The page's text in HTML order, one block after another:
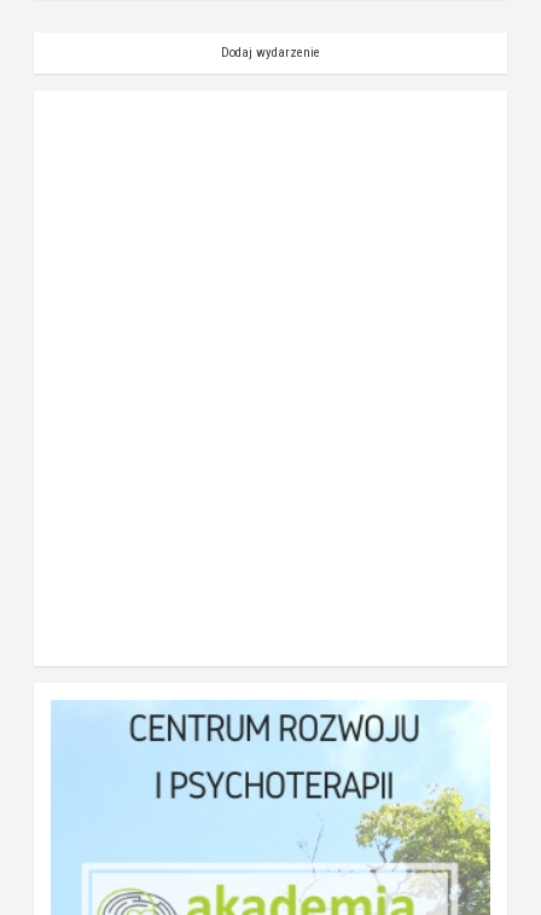
Dodaj wydarzenie